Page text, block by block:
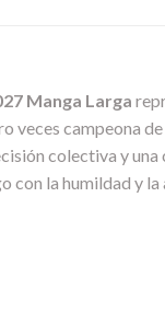
Manga Larga
campeona
colectiva y
la humildad y